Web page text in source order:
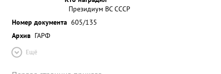
Президиум ВС СССР
Номер документа 605/135
Архив ГАРФ
Ещё